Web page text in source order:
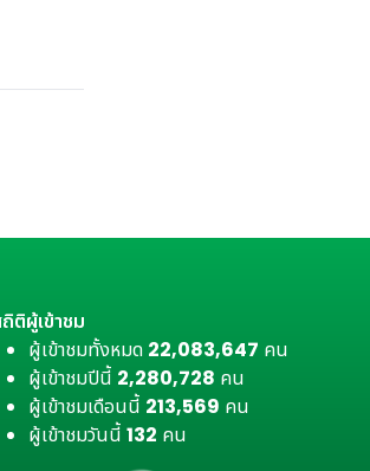
ติผู้เข้าชม
ผู้เข้าชมทั้งหมด 22,083,647 คน
ผู้เข้าชมปีนี้ 2,280,728 คน
ผู้เข้าชมเดือนนี้ 213,569 คน
ผู้เข้าชมวันนี้132 คน